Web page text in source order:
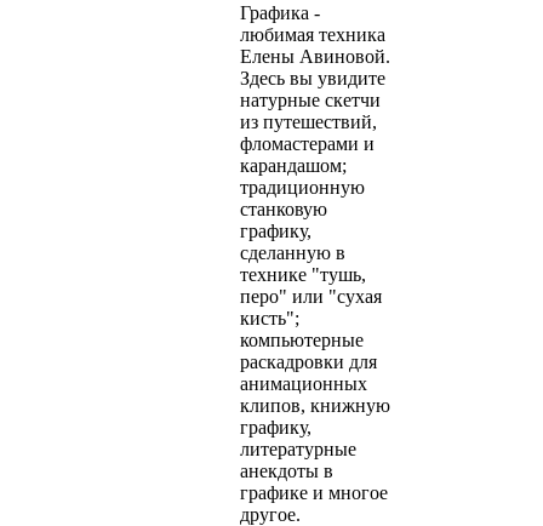
Графика -
любимая техника
Елены Авиновой.
Здесь вы увидите
натурные скетчи
из путешествий,
фломастерами и
карандашом;
традиционную
станковую
графику,
сделанную в
технике "тушь,
перо" или "сухая
кисть";
компьютерные
раскадровки для
анимационных
клипов, книжную
графику,
литературные
анекдоты в
графике и многое
другое.